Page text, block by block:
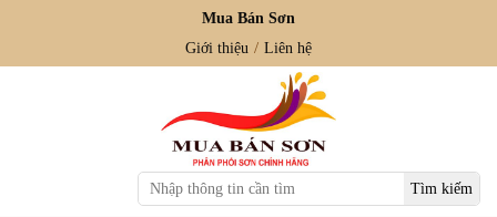
Mua Bán Sơn
Giới thiệu
Liên hệ